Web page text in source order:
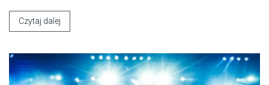
Czytaj dalej